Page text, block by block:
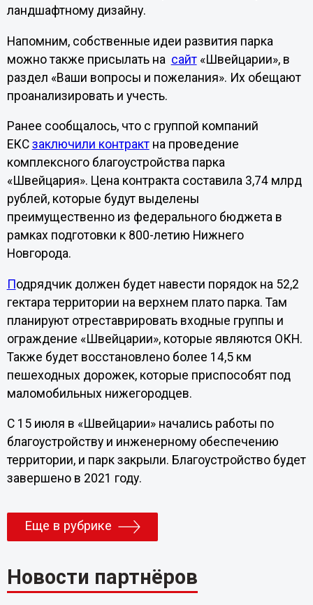
ландшафтному дизайну.
Напомним, собственные идеи развития парка
можно также присылать на сайт«Швейцарии», в
раздел «Ваши вопросы и пожелания». Их обещают
проанализировать и учесть.
Ранее сообщалось, что с группой компаний
ЕКС заключили контрактна проведение
комплексного благоустройства парка
«Швейцария». Цена контракта составила 3,74 млрд
рублей, которые будут выделены
преимущественно из федерального бюджета в
рамках подготовки к 800-летию Нижнего
Новгорода.
Подрядчик должен будет навести порядок на 52,2
гектара территории на верхнем плато парка. Там
планируют отреставрировать входные группы и
ограждение «Швейцарии», которые являются ОКН.
Также будет восстановлено более 14,5 км
пешеходных дорожек, которые приспособят под
маломобильных нижегородцев.
С 15 июля в «Швейцарии» начались работы по
благоустройству и инженерному обеспечению
территории, и парк закрыли. Благоустройство будет
завершено в 2021 году.
Еще в рубрике
Новости партнёров